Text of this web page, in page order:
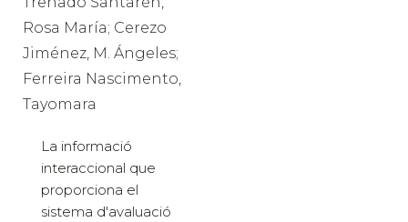
Rosa María; Cerezo
Jiménez, M. Ángeles;
Ferreira Nascimento,
Tayomara
La informació
interaccional que
proporciona el
sistema d'avaluació